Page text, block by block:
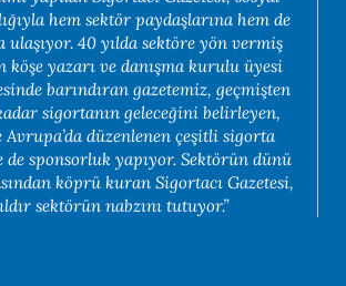
hem sektör paydaşlarına hem de
ulaşıyor. 40 yılda sektöre yön vermiş
yazarı ve danışma kurulu üyesi
barındıran gazetemiz, geçmişten
sigortanın geleceğini belirleyen,
düzenlenen çeşitli sigorta
sponsorluk yapıyor. Sektörün dünü
köprü kuran Sigortacı Gazetesi,
sektörün nabzını tutuyor.”